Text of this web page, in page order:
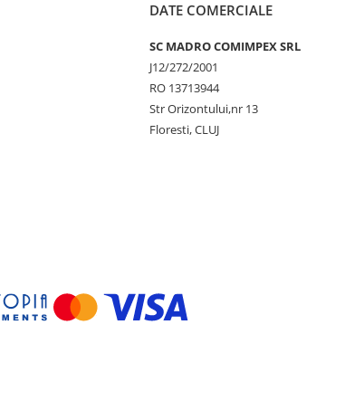
DATE COMERCIALE
SC MADRO COMIMPEX SRL
J12/272/2001
RO 13713944
Str Orizontului,nr 13
Floresti, CLUJ